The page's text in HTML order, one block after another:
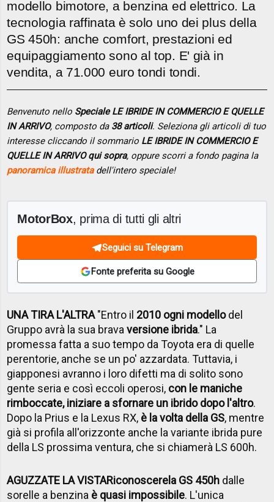
modello bimotore, a benzina ed elettrico. La
tecnologia raffinata è solo uno dei plus della
GS 450h: anche comfort, prestazioni ed
equipaggiamento sono al top. E' già in
vendita, a 71.000 euro tondi tondi.
Benvenuto nello Speciale LE IBRIDE IN COMMERCIO E QUELLE
IN ARRIVO, composto da 38 articoli. Seleziona gli articoli di tuo
interesse cliccando il sommario LE IBRIDE IN COMMERCIO E
QUELLE IN ARRIVO qui sopra, oppure scorri a fondo pagina la
panoramica illustratadell'intero speciale!
MotorBox, prima di tutti gli altri
Seguici su Telegram
Fonte preferita su Google
UNA TIRA L'ALTRA"Entro il 2010 ogni modellodel
Gruppo avrà la sua bravaversione ibrida." La
promessa fatta a suo tempo da Toyota era di quelle
perentorie, anche se un po' azzardata. Tuttavia, i
giapponesi avranno i loro difetti ma di solito sono
gente seria e così eccoli operosi, con le maniche
rimboccate, iniziare a sfornare un ibrido dopo l'altro.
Dopo la Prius e la Lexus RX, è la volta della GS, mentre
già si profila all'orizzonte anche la variante ibrida pure
della LS prossima ventura, che si chiamerà LS 600h.
AGUZZATE LA VISTARiconoscerela GS 450h dalle
sorelle a benzina è quasi impossibile. L'unica